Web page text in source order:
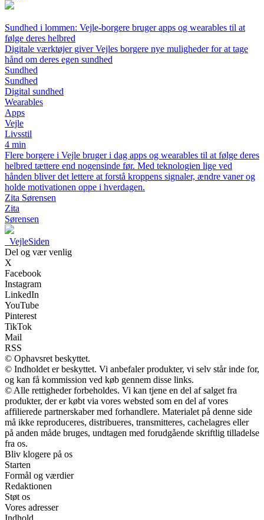
Sundhed i lommen: Vejle-borgere bruger apps og wearables til at
følge deres helbred
Digitale værktøjer giver Vejles borgere nye muligheder for at tage
hånd om deres egen sundhed
Sundhed
Sundhed
Digital sundhed
Wearables
Apps
Vejle
Livsstil
4 min
Flere borgere i Vejle bruger i dag apps og wearables til at følge deres
helbred tættere end nogensinde før. Med teknologien lige ved
hånden bliver det lettere at forstå kroppens signaler, ændre vaner og
holde motivationen oppe i hverdagen.
Zita Sørensen
Zita
Sørensen
VejleSiden
Del og vær venlig
X
Facebook
Instagram
LinkedIn
YouTube
Pinterest
TikTok
Mail
RSS
© Ophavsret beskyttet.
© Indholdet er beskyttet. Vi anbefaler produkter, vi selv står inde for,
og kan få kommission ved køb gennem disse links.
© Alle rettigheder forbeholdes. Vi kan tjene en del af salget fra
produkter, der er købt via vores websted som en del af vores
affilierede partnerskaber med forhandlere. Materialet på denne side
må ikke reproduceres, distribueres, transmitteres, cachelagres eller
på anden måde bruges, undtagen med forudgående skriftlig tilladelse
fra os.
Bliv klogere på os
Starten
Formål og værdier
Redaktionen
Støt os
Vores adresser
Indhold